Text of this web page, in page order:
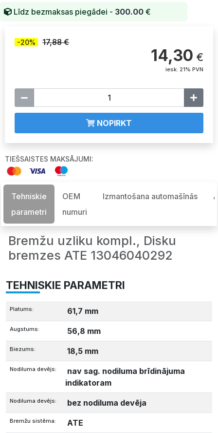
Līdz bezmaksas piegādei - 300.00 €
-20% 17,88 €
14,30 €
iesk. 21% PVN
NOPIRKT
TIEŠSAISTES MAKSĀJUMI:
Tehniskie
parametri
OEM
numuri
Izmantošana automašīnās
Bremžu uzliku kompl., Disku
bremzes ATE 13046040292
TEHNISKIE PARAMETRI
Platums: 61,7 mm
Augstums: 56,8 mm
Biezums: 18,5 mm
Nodiluma devējs:
nav sag. nodiluma brīdinājuma
indikatoram
Nodiluma devējs: bez nodiluma devēja
Bremžu sistēma: ATE